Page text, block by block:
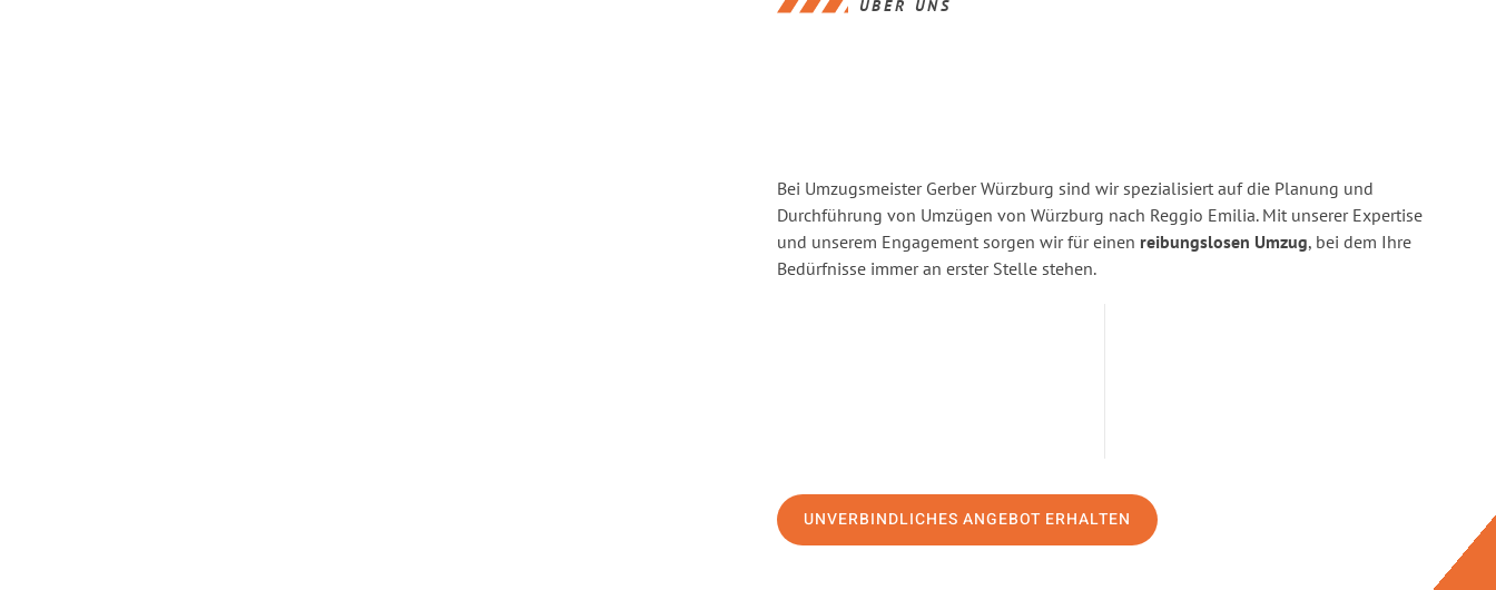
ÜBER UNS
Bei Umzugsmeister Gerber Würzburg sind wir spezialisiert auf die Planung und
Durchführung von Umzügen von Würzburg nach Reggio Emilia. Mit unserer Expertise
und unserem Engagement sorgen wir für einen reibungslosen Umzug, bei dem Ihre
Bedürfnisse immer an erster Stelle stehen.
UNVERBINDLICHES ANGEBOT ERHALTEN